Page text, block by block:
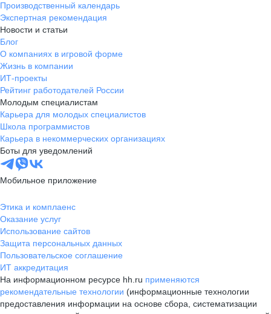
Производственный календарь
Экспертная рекомендация
Новости и статьи
Блог
О компаниях в игровой форме
Жизнь в компании
ИТ-проекты
Рейтинг работодателей России
Молодым специалистам
Карьера для молодых специалистов
Школа программистов
Карьера в некоммерческих организациях
Боты для уведомлений
Мобильное приложение
Этика и комплаенс
Оказание услуг
Использование сайтов
Защита персональных данных
Пользовательское соглашение
ИТ аккредитация
На информационном ресурсе hh.ru применяются
рекомендательные технологии (информационные технологии
предоставления информации на основе сбора, систематизации